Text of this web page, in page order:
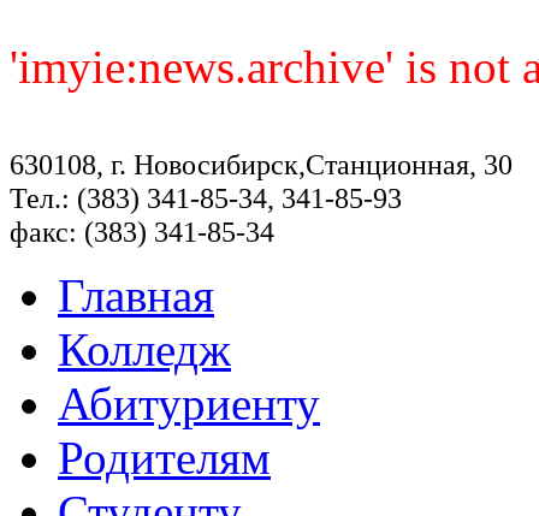
'imyie:news.archive' is not
630108, г. Новосибирск,Станционная, 30
Тел.: (383) 341-85-34, 341-85-93
факс: (383) 341-85-34
Главная
Колледж
Абитуриенту
Родителям